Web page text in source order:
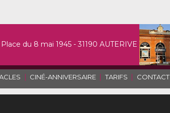
| CINÉ-ANNIVERSAIRE | TARIFS | CONTACT
Place du 8 mai 1945 - 31190 AUTERIVE